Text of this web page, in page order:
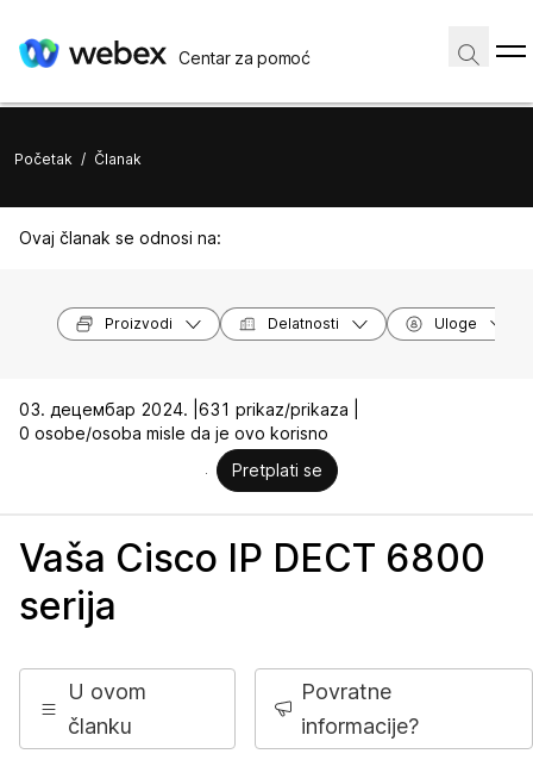
Centar za pomoć
Početak / Članak
Ovaj članak se odnosi na:
Proizvodi Delatnosti Uloge
03. децембар 2024. | 631 prikaz/prikaza |
0 osobe/osoba misle da je ovo korisno
Pretplati se
Vaša Cisco IP DECT 6800
serija
U ovom
članku
Povratne
informacije?